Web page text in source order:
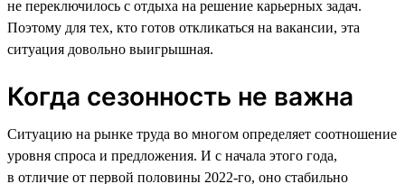
не переключилось с отдыха на решение карьерных задач.
Поэтому для тех, кто готов откликаться на вакансии, эта
ситуация довольно выигрышная.
Когда сезонность не важна
Ситуацию на рынке труда во многом определяет соотношение
уровня спроса и предложения. И с начала этого года,
в отличие от первой половины 2022-го, оно стабильно